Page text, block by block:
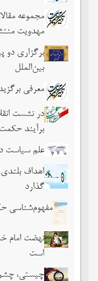
مجموعه
مهدویت
برگزاری دو
بین‌الملل
معرفی
در نشست
برآیند
علم سیاست
اهداف
گذارد
مفهوم‌شناسی
نهضت امام
است
چیستی،